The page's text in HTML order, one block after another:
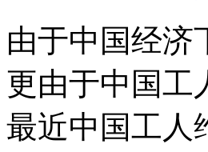
由于中国经济
更由于中国工
最近中国工人